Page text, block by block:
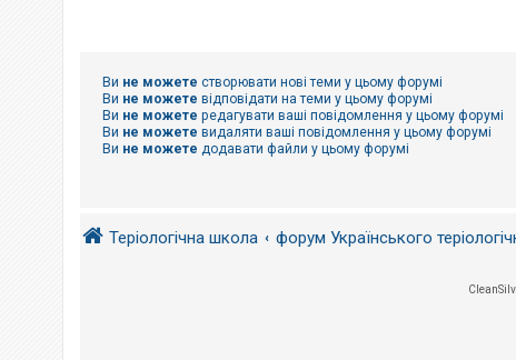
Ви не можете створювати нові теми у цьому форумі
Ви не можете відповідати на теми у цьому форумі
Ви не можете редагувати ваші повідомлення у цьому форумі
Ви не можете видаляти ваші повідомлення у цьому форумі
Ви не можете додавати файли у цьому форумі
Теріологічна школа форум Українського